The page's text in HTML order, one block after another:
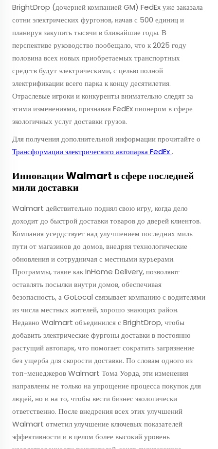
BrightDrop (дочерней компанией GM) FedEx уже заказала
сотни электрических фургонов, начав с 500 единиц и
планируя закупить тысячи в ближайшие годы. В
перспективе руководство пообещало, что к 2025 году
половина всех новых приобретаемых транспортных
средств будут электрическими, с целью полной
электрификации всего парка к концу десятилетия.
Отраслевые игроки и конкуренты внимательно следят за
этими изменениями, признавая FedEx пионером в сфере
экологичных услуг доставки грузов.
Для получения дополнительной информации прочитайте о
Трансформации электрического автопарка FedEx .
Инновации Walmart в сфере последней
мили доставки
Walmart действительно поднял свою игру, когда дело
доходит до быстрой доставки товаров до дверей клиентов.
Компания усердствует над улучшением последних миль
пути от магазинов до домов, внедряя технологические
обновления и сотрудничая с местными курьерами.
Программы, такие как InHome Delivery, позволяют
оставлять посылки внутри домов, обеспечивая
безопасность, а GoLocal связывает компанию с водителями
из числа местных жителей, хорошо знающих район.
Недавно Walmart объединился с BrightDrop, чтобы
добавить электрические фургоны доставки в постоянно
растущий автопарк, что помогает сократить загрязнение
без ущерба для скорости доставки. По словам одного из
топ-менеджеров Walmart Тома Уорда, эти изменения
направлены не только на упрощение процесса покупок для
людей, но и на то, чтобы вести бизнес экологически
ответственно. После внедрения всех этих улучшений
Walmart отметил улучшение ключевых показателей
эффективности и в целом более высокий уровень